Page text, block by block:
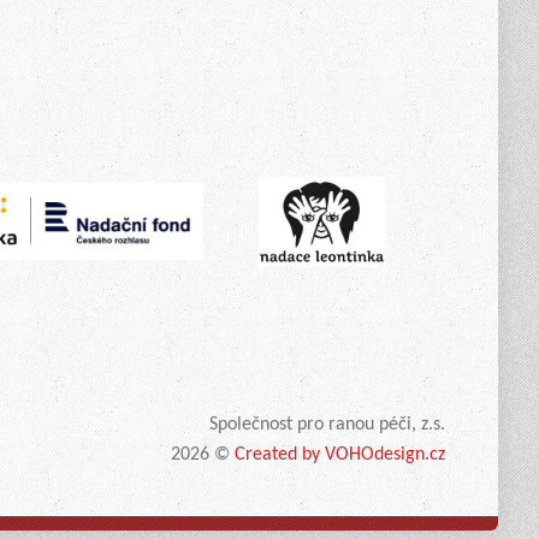
Společnost pro ranou péči, z.s.
2026 ©Created by VOHOdesign.cz